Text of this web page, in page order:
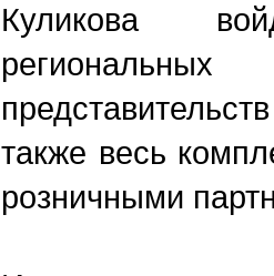
Куликова
также весь
розничными